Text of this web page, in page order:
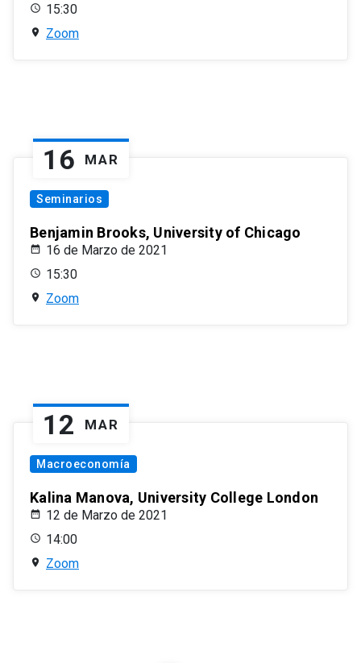
15:30
Zoom
16 MAR
Seminarios
Benjamin Brooks, University of Chicago
16 de Marzo de 2021
15:30
Zoom
12 MAR
Macroeconomía
Kalina Manova, University College London
12 de Marzo de 2021
14:00
Zoom